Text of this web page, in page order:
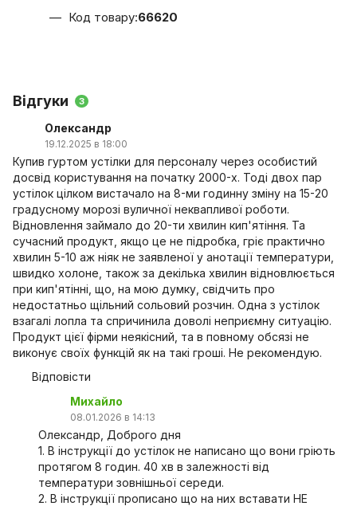
Код товару:66620
Відгуки 3
Олександр
19.12.2025 в 18:00
Купив гуртом устілки для персоналу через особистий
досвід користування на початку 2000-х. Тоді двох пар
устілок цілком вистачало на 8-ми годинну зміну на 15-20
градусному морозі вуличної неквапливої роботи.
Відновлення займало до 20-ти хвилин кип'ятіння. Та
сучасний продукт, якщо це не підробка, гріє практично
хвилин 5-10 аж ніяк не заявленої у анотації температури,
швидко холоне, також за декілька хвилин відновлюється
при кип'ятінні, що, на мою думку, свідчить про
недостатньо щільний сольовий розчин. Одна з устілок
взагалі лопла та спричинила доволі неприємну ситуацію.
Продукт цієї фірми неякісний, та в повному обсязі не
виконує своїх функцій як на такі гроші. Не рекомендую.
Відповісти
Михайло
08.01.2026 в 14:13
Олександр, Доброго дня
1. В інструкції до устілок не написано що вони гріють
протягом 8 годин. 40 хв в залежності від
температури зовнішньої середи.
2. В інструкції прописано що на них вставати НЕ